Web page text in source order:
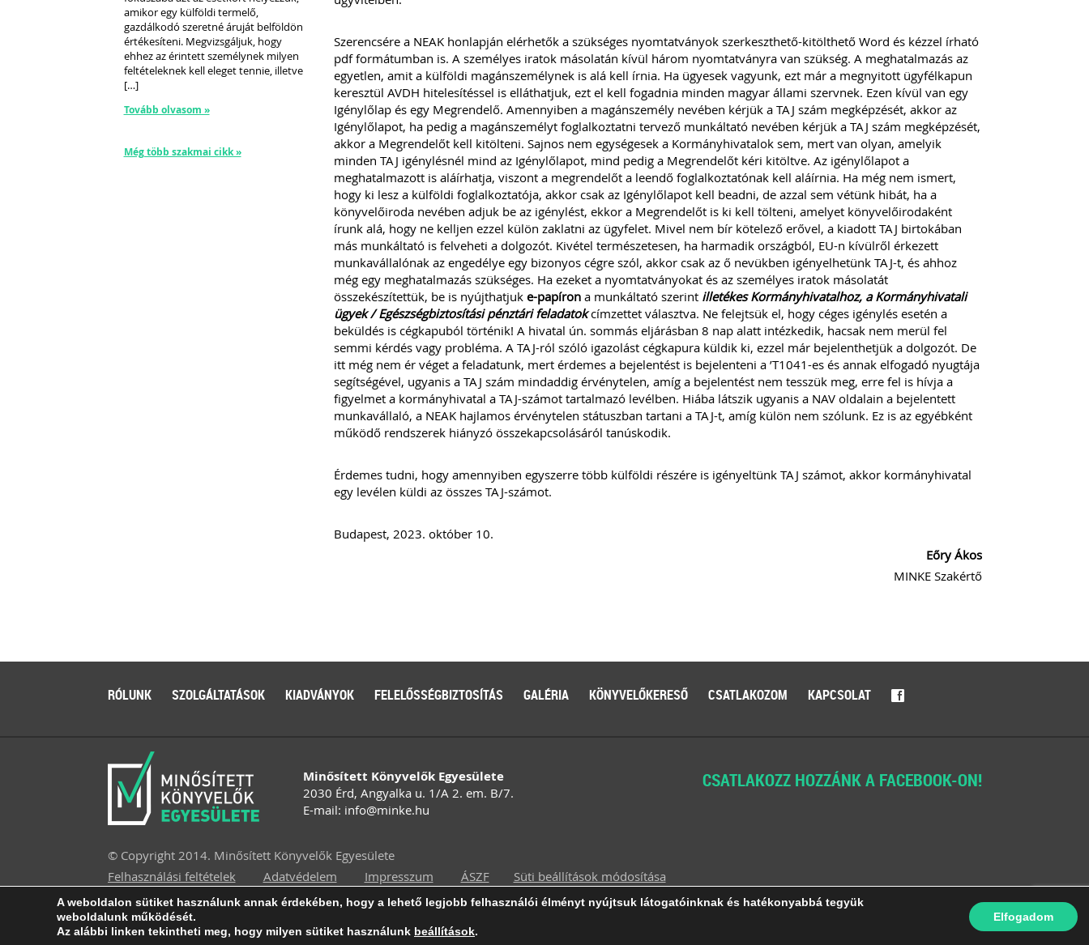
Szerencsére a NEAK honlapján elérhetők a szükséges nyomtatványok szerkeszthető-kitölthető Word és kézzel írható
pdf formátumban is. A személyes iratok másolatán kívül három nyomtatványra van szükség. A meghatalmazás az
egyetlen, amit a külföldi magánszemélynek is alá kell írnia. Ha ügyesek vagyunk, ezt már a megnyitott ügyfélkapun
keresztül AVDH hitelesítéssel is elláthatjuk, ezt el kell fogadnia minden magyar állami szervnek. Ezen kívül van egy
Igénylőlap és egy Megrendelő. Amennyiben a magánszemély nevében kérjük a TAJ szám megképzését, akkor az
Igénylőlapot, ha pedig a magánszemélyt foglalkoztatni tervező munkáltató nevében kérjük a TAJ szám megképzését,
akkor a Megrendelőt kell kitölteni. Sajnos nem egységesek a Kormányhivatalok sem, mert van olyan, amelyik
minden TAJ igénylésnél mind az Igénylőlapot, mind pedig a Megrendelőt kéri kitöltve. Az igénylőlapot a
meghatalmazott is aláírhatja, viszont a megrendelőt a leendő foglalkoztatónak kell aláírnia. Ha még nem ismert,
hogy ki lesz a külföldi foglalkoztatója, akkor csak az Igénylőlapot kell beadni, de azzal sem vétünk hibát, ha a
könyvelőiroda nevében adjuk be az igénylést, ekkor a Megrendelőt is ki kell tölteni, amelyet könyvelőirodaként
írunk alá, hogy ne kelljen ezzel külön zaklatni az ügyfelet. Mivel nem bír kötelező erővel, a kiadott TAJ birtokában
más munkáltató is felveheti a dolgozót. Kivétel természetesen, ha harmadik országból, EU-n kívülről érkezett
munkavállalónak az engedélye egy bizonyos cégre szól, akkor csak az ő nevükben igényelhetünk TAJ-t, és ahhoz
még egy meghatalmazás szükséges. Ha ezeket a nyomtatványokat és az személyes iratok másolatát
összekészítettük, be is nyújthatjuk e-papírona munkáltató szerint illetékes Kormányhivatalhoz, a Kormányhivatali
ügyek / Egészségbiztosítási pénztári feladatokcímzettet választva. Ne felejtsük el, hogy céges igénylés esetén a
beküldés is cégkapuból történik! A hivatal ún. sommás eljárásban 8 nap alatt intézkedik, hacsak nem merül fel
semmi kérdés vagy probléma. A TAJ-ról szóló igazolást cégkapura küldik ki, ezzel már bejelenthetjük a dolgozót. De
itt még nem ér véget a feladatunk, mert érdemes a bejelentést is bejelenteni a ’T1041-es és annak elfogadó nyugtája
segítségével, ugyanis a TAJ szám mindaddig érvénytelen, amíg a bejelentést nem tesszük meg, erre fel is hívja a
figyelmet a kormányhivatal a TAJ-számot tartalmazó levélben. Hiába látszik ugyanis a NAV oldalain a bejelentett
munkavállaló, a NEAK hajlamos érvénytelen státuszban tartani a TAJ-t, amíg külön nem szólunk. Ez is az egyébként
működő rendszerek hiányzó összekapcsolásáról tanúskodik.
Érdemes tudni, hogy amennyiben egyszerre több külföldi részére is igényeltünk TAJ számot, akkor kormányhivatal
egy levélen küldi az összes TAJ-számot.
Budapest, 2023. október 10.
Eőry Ákos
MINKE Szakértő
amikor egy külföldi termelő,
gazdálkodó szeretné áruját belföldön
értékesíteni. Megvizsgáljuk, hogy
ehhez az érintett személynek milyen
feltételeknek kell eleget tennie, illetve
[…]
Tovább olvasom »
Még több szakmai cikk »
RÓLUNK SZOLGÁLTATÁSOK KIADVÁNYOK FELELŐSSÉGBIZTOSÍTÁS GALÉRIA KÖNYVELŐKERESŐ CSATLAKOZOM KAPCSOLAT f
CSATLAKOZZ HOZZÁNK A FACEBOOK-ON!
Minősített Könyvelők Egyesülete
2030 Érd, Angyalka u. 1/A 2. em. B/7.
E-mail: info@minke.hu
© Copyright 2014. Minősített Könyvelők Egyesülete
Felhasználási feltételek
Adatvédelem Impresszum ÁSZF
Süti beállítások módosítása
Arculattervezés, honlaptervezés: Kreatív Vonalak
A weboldalon sütiket használunk annak érdekében, hogy a lehető legjobb felhasználói élményt nyújtsuk látogatóinknak és hatékonyabbá tegyük
weboldalunk működését.
Az alábbi linken tekintheti meg, hogy milyen sütiket használunk beállítások.
Elfogadom